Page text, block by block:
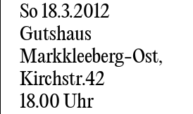
So18.3.2012
Gutshaus
Markkleeberg-Ost,
Kirchstr.42
18.00 Uhr